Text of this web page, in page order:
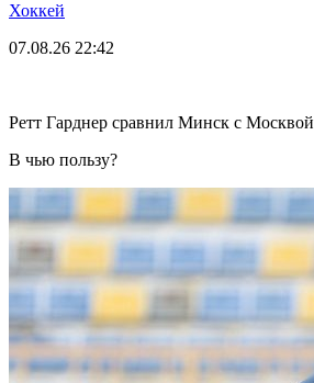
Хоккей
07.08.26 22:42
Ретт Гарднер сравнил Минск с Москвой
В чью пользу?